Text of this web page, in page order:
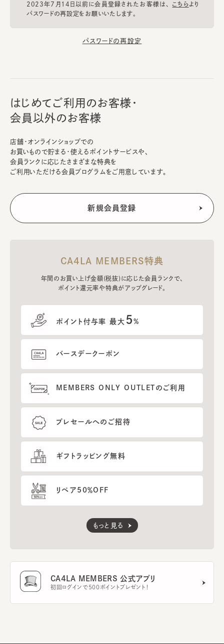
2023年7月14日以前に会員登録されたお客様は、 こちらより
パスワードの再設定をお願いいたします。
パスワードの再設定
はじめてご利用のお客様・
会員以外のお客様
店舗・オンラインショップでの
お買いもので貯まる・使えるポイントサービスや、
会員ランクに応じたさまざまな特典を
ご利用いただける会員プログラムをご用意しています。
CA4LA MEMBERS特典
年間のお買い上げ金額(税抜)に応じた会員ランクで、
ポイント還元率や特典がアップグレード。
ポイント付与率 最大 5%
バースデークーポン
MEMBERS ONLY OUTLETのご利用
プレセールへのご招待
ギフトラッピング無料
リペア50％OFF
もっと見る
CA4LA MEMBERS 公式アプリ
初回ログインで500ポイントプレゼント！